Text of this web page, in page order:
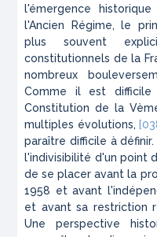
l'émergence
l'Ancien Régime, le
plus souvent
constitutionnels de la
nombreux
Comme il est
Constitution de la
multiples évolutions,
paraître difficile à
l'indivisibilité d'un point
de se placer avant la
1958 et avant
et avant sa restriction
Une perspective